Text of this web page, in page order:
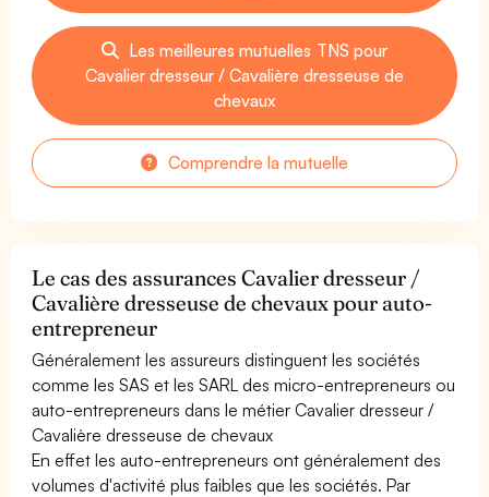
Les meilleures mutuelles TNS pour
Cavalier dresseur / Cavalière dresseuse de
chevaux
Comprendre la mutuelle
Le cas des assurances Cavalier dresseur /
Cavalière dresseuse de chevaux pour auto-
entrepreneur
Généralement les assureurs distinguent les sociétés
comme les SAS et les SARL des micro-entrepreneurs ou
auto-entrepreneurs dans le métier Cavalier dresseur /
Cavalière dresseuse de chevaux
En effet les auto-entrepreneurs ont généralement des
volumes d'activité plus faibles que les sociétés. Par